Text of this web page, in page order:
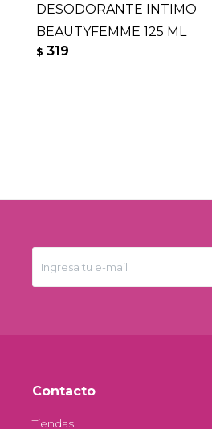
DESODORANTE INTIMO
BEAUTYFEMME 125 ML
$ 319
Contacto
Tiendas